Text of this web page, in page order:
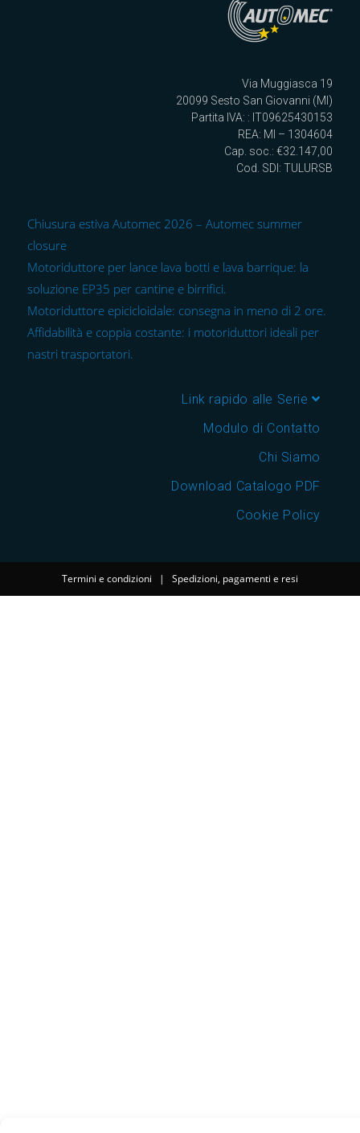
Via Muggiasca 19
20099 Sesto San Giovanni (MI)
Partita IVA: : IT09625430153
REA: MI – 1304604
Cap. soc.: €32.147,00
Cod. SDI: TULURSB
Chiusura estiva Automec 2026 – Automec summer
closure
Motoriduttore per lance lava botti e lava barrique: la
soluzione EP35 per cantine e birrifici.
Motoriduttore epicicloidale: consegna in meno di 2 ore.
Affidabilità e coppia costante: i motoriduttori ideali per
nastri trasportatori.
Link rapido alle Serie
Modulo di Contatto
Chi Siamo
Download Catalogo PDF
Cookie Policy
Termini e condizioni | Spedizioni, pagamenti e resi